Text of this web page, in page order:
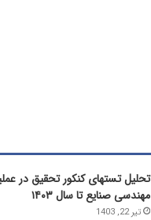
تحلیل تستهای کنکور تحقیق در
مهندسی صنایع تا سال ۱۴۰۳
تیر 22, 1403